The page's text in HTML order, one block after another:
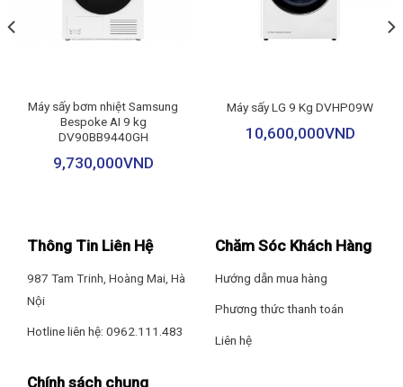
– Đồ hỗn hợp
– Chương trình tải xuống
– Sấy theo thời gian
Công nghệ: Sấy đảo chiều
– Steam Care chăm sóc quần áo với hơi nước
– Bảng điều khiển cảm ứng có màn hình hiển thị rõ nét, hỗ trợ
song ngữ Anh – Việt, cho phép thao tác dễ dàng với mọi đối
*Hình ảnh chỉ mang tính chất minh họa
– Ứng dụngcông nghệ sấy bơm nhiệt (Heat Pump)
Máy sấy bơm nhiệt Samsung
Bespoke AI 9 kg
DV90BB9440GH
9,730,000VND
Máy sấy LG 9 Kg DVHP09W
10,600,000VND
Thông Tin Liên Hệ
987 Tam Trinh, Hoàng Mai, Hà
Nội
Hotline liên hệ: 0962.111.483
Chăm Sóc Khách Hàng
Hướng dẫn mua hàng
Phương thức thanh toán
Liên hệ
Chính sách chung